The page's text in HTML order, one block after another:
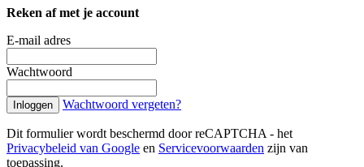
Reken af met je account
E-mail adres
Wachtwoord
Inloggen Wachtwoord vergeten?
Dit formulier wordt beschermd door reCAPTCHA - het
Privacybeleid van Google en Servicevoorwaarden zijn van
toepassing.